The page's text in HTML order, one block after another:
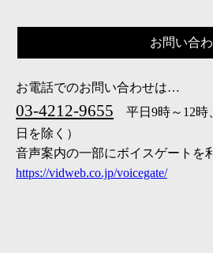
お問い合
お電話でのお問い合わせは…
03-4212-9655 平日9時～12時
日を除く）
音声案内の一部にボイスゲートを
https://vidweb.co.jp/voicegate/